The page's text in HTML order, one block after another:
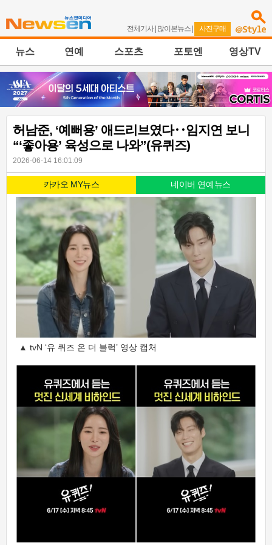
전체기사| 많이본뉴스 | 사진구매
뉴스 연예 스포츠 포토엔 영상TV
허남준, ‘예뻐용’ 애드리브였다‥임지연 보니
“‘좋아용’ 육성으로 나와”(유퀴즈)
2026-06-14 16:01:09
카카오 MY뉴스 네이버 연예뉴스
▲ tvN ‘유 퀴즈 온 더 블럭’ 영상 캡처